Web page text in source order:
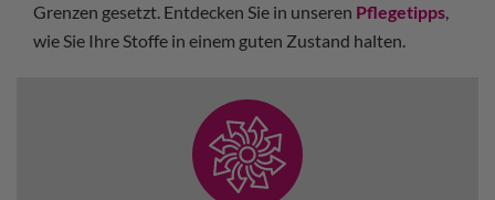
Grenzen gesetzt. Entdecken Sie in unseren Pflegetipps,
wie Sie Ihre Stoffe in einem guten Zustand halten.